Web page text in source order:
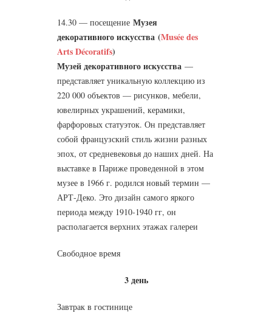
14.30 — посещение Музея
декоративного искусства (Musée des
Arts Décoratifs)
Музей декоративного искусства —
представляет уникальную коллекцию из
220 000 объектов — рисунков, мебели,
ювелирных украшений, керамики,
фарфоровых статуэток. Он представляет
собой французский стиль жизни разных
эпох, от средневековья до наших дней. На
выставке в Париже проведенной в этом
музее в 1966 г. родился новый термин —
АРТ-Деко. Это дизайн самого яркого
периода между 1910-1940 гг, он
располагается верхних этажах галереи
Свободное время
3 день
Завтрак в гостинице